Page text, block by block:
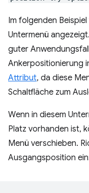
Im folgenden
Untermenü
guter
Ankerpositionierung
Attribut, da diese
Schaltfläche zum
Wenn in diesem
Platz vorhanden ist,
Menü verschieben.
Ausgangsposition